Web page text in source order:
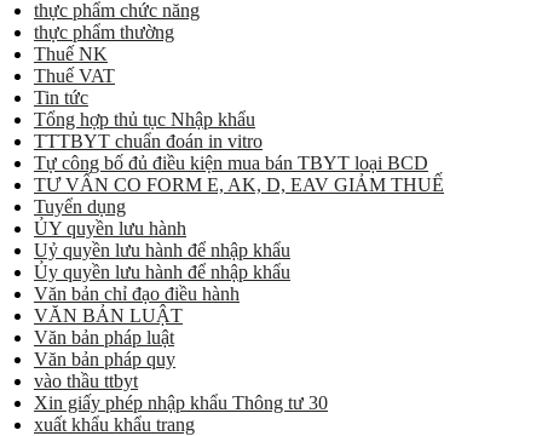
thực phẩm chức năng
thực phẩm thường
Thuế NK
Thuế VAT
Tin tức
Tổng hợp thủ tục Nhập khẩu
TTTBYT chuẩn đoán in vitro
Tự công bố đủ điều kiện mua bán TBYT loại BCD
TƯ VẤN CO FORM E, AK, D, EAV GIẢM THUẾ
Tuyển dụng
ỦY quyền lưu hành
Uỷ quyền lưu hành để nhập khẩu
Ủy quyền lưu hành để nhập khẩu
Văn bản chỉ đạo điều hành
VĂN BẢN LUẬT
Văn bản pháp luật
Văn bản pháp quy
vào thầu ttbyt
Xin giấy phép nhập khẩu Thông tư 30
xuất khẩu khẩu trang